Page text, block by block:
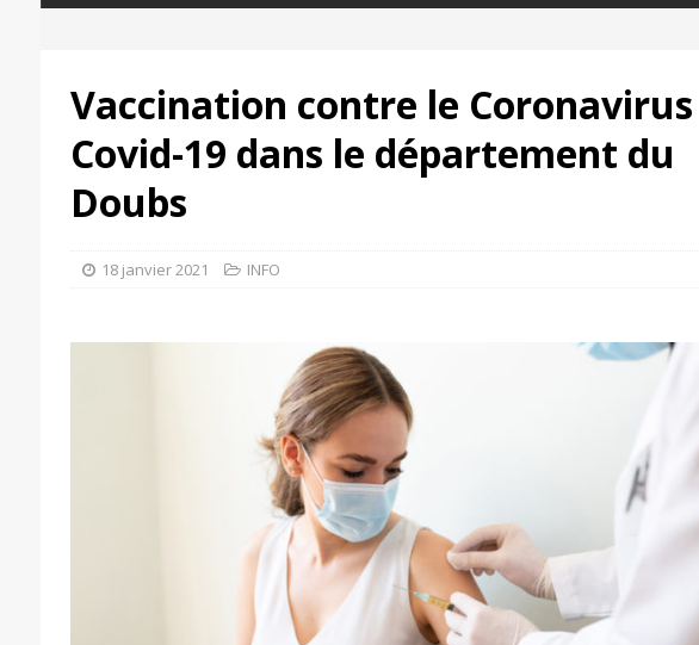
Vaccination contre le Coronavirus
Covid-19 dans le département du
Doubs
18 janvier 2021 INFO